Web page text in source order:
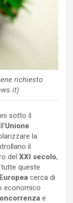
richiesto
sotto il
Unione
la
il
del XXI secolo,
tutte queste
cerca di
economico
e